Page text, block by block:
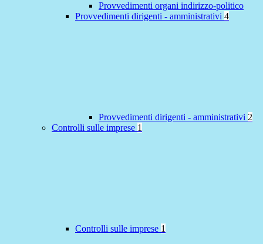
Provvedimenti organi indirizzo-politico
Provvedimenti dirigenti - amministrativi 4
Provvedimenti dirigenti - amministrativi 2
Controlli sulle imprese 1
Controlli sulle imprese 1